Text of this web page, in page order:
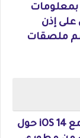
بمعلومات
على إذن
ملصقات
يتمحور التغيير الأكثر صلة بالمسوقين مع iOS 14 حول